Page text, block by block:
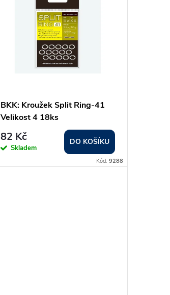
BKK: Kroužek Split Ring-41
Velikost 4 18ks
82 Kč
Skladem
DO KOŠÍKU
Kód: 9288